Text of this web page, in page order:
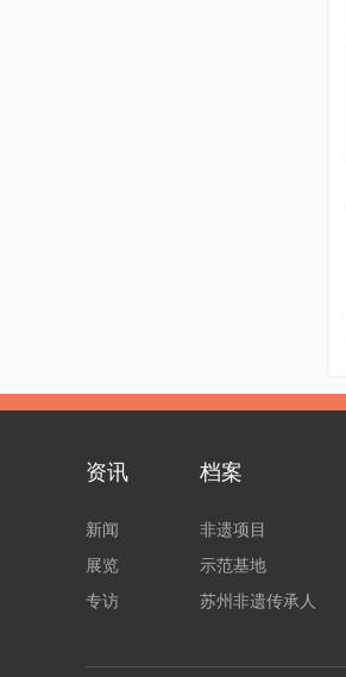
资讯
新闻
展览
专访
档案
非遗项目
示范基地
苏州非遗传承人